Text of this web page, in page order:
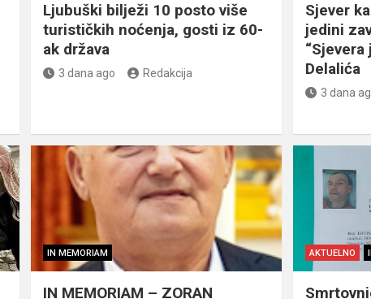
Ljubuški bilježi 10 posto više
turističkih noćenja, gosti iz 60-
ak država
3 dana ago Redakcija
Sjever
jedini
“Sjevera
Delalića
3 dana
IN MEMORIAM
IN MEMORIAM – ZORAN
AKTUELNO